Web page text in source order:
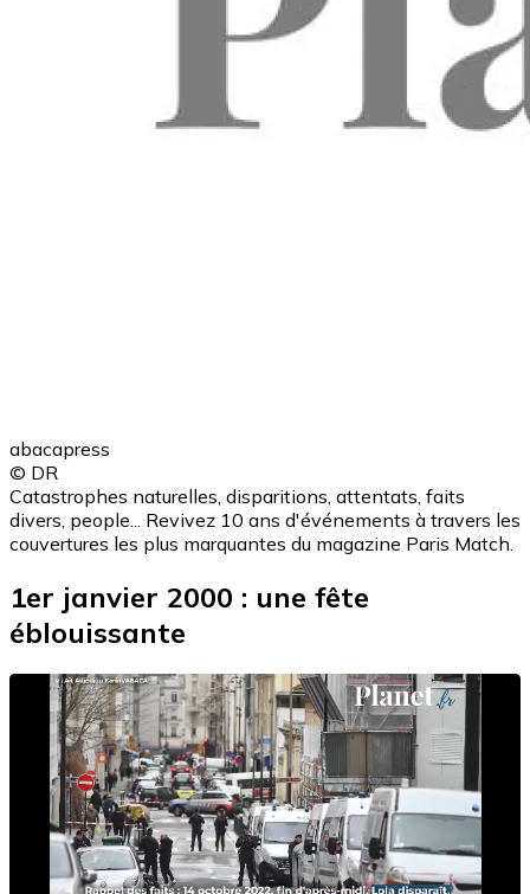
abacapress
© DR
Catastrophes naturelles, disparitions, attentats, faits
divers, people... Revivez 10 ans d'événements à travers les
couvertures les plus marquantes du magazine Paris Match.
1er janvier 2000 : une fête
éblouissante